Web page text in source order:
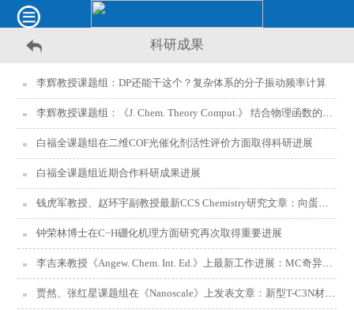
科研成果
李辉教授课题组：DP还能干这个？复杂体系的分子振动频率计算
李辉教授课题组：《J. Chem. Theory Comput.》 结合物理函数的神经网络势能模型
白福全课题组在二维COF光催化剂活性评价方面取得科研进展
白福全课题组近期合作科研成果进展
钱虎军教授、赵环宇副教授最新CCS Chemistry研究文章：向蛋白质学习，PNIPAM高分子单链纳米粒子实现水相制备、折叠可控
钟荣林博士在C−H硼化机理方面研究再次取得重要进展
李吉来教授《Angew. Chem. Int. Ed.》上最新工作进展：MC奇异的反应活性及引人入胜的电子特征
贾然、张红星课题组在《Nanoscale》上发表文章：新型T-C3N材料及其海水脱盐能力的理论设计与研究